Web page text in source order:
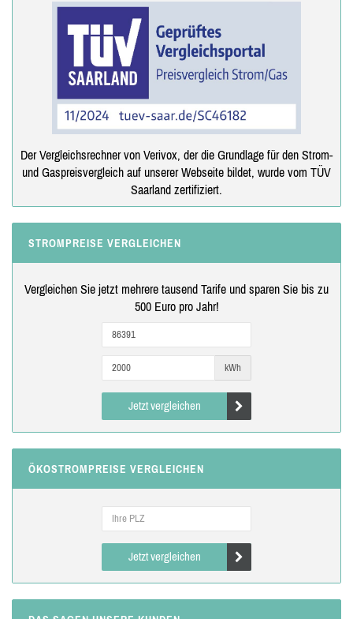
Der Vergleichsrechner von Verivox, der die Grundlage für den Strom-
und Gaspreisvergleich auf unserer Webseite bildet, wurde vom TÜV
Saarland zertifiziert.
STROMPREISE VERGLEICHEN
Vergleichen Sie jetzt mehrere tausend Tarife und sparen Sie bis zu
500 Euro pro Jahr!
kWh
Jetzt vergleichen
ÖKOSTROMPREISE VERGLEICHEN
Jetzt vergleichen